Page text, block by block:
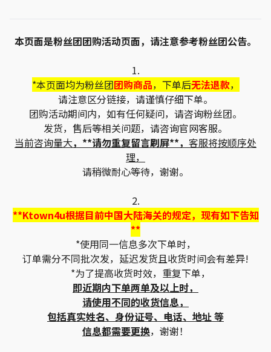
本页面是粉丝团团购活动页面，请注意参考粉丝团公告。
1.
*本页面均为粉丝团团购商品，下单后无法退款，
请注意区分链接，请谨慎仔细下单。
团购活动期间内，如有任何疑问，请咨询粉丝团。
发货，售后等相关问题，请咨询官网客服。
当前咨询量大，**请勿重复留言刷屏**， 客服将按顺序处
理，
请稍微耐心等待，谢谢。
2.
**Ktown4u根据目前中国大陆海关的规定，现有如下告知
**
*使用同一信息多次下单时，
订单需分不同批次发，延迟发货且收货时间会有差异!
*为了提高收货时效，重复下单，
即近期内下单两单及以上时，
请使用不同的收货信息，
包括真实姓名、身份证号、电话、地址 等
信息都需要更换，谢谢！